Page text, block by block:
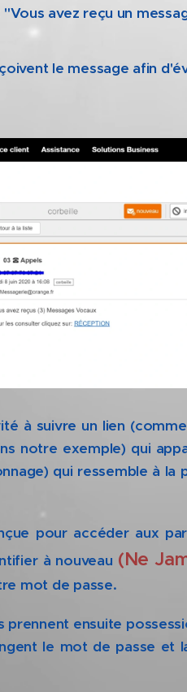
avez reçu un
le message afin
à suivre un lien
notre exemple) qui
qui ressemble à la
pour accéder aux
à nouveau (Ne
mot de passe.
prennent ensuite
le mot de passe et